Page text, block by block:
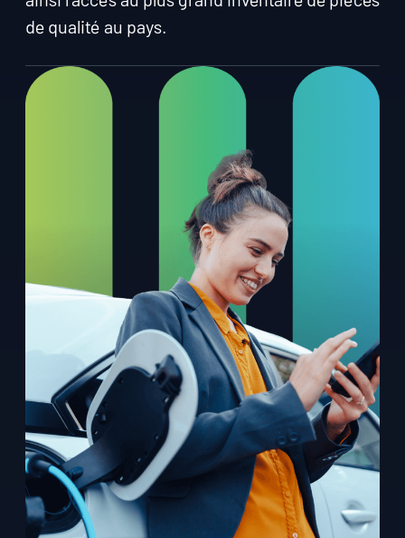
de qualité au pays.